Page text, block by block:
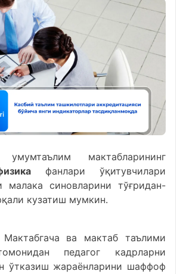
мактабларининг
фанлари ўқитувчилари
малака синовларини тўғридан-
кузатиш мумкин.
Мактабгача ва мактаб таълими
педагог кадрларни
ўтказиш жараёнларини шаффоф